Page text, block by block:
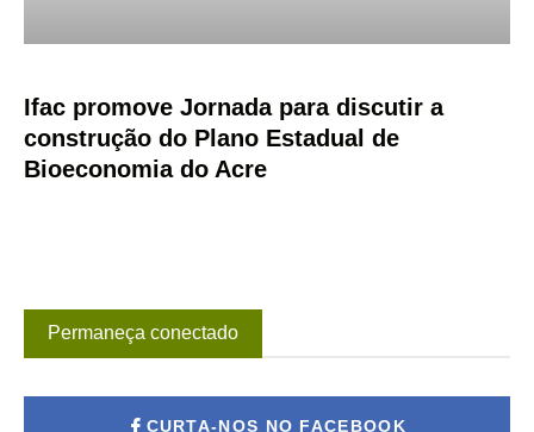
Ifac promove Jornada para discutir a
construção do Plano Estadual de
Bioeconomia do Acre
Permaneça conectado
CURTA-NOS NO FACEBOOK